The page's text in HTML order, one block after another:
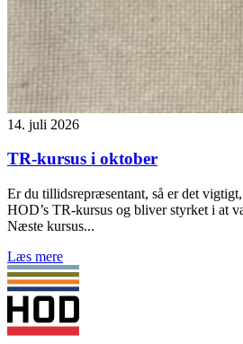
14. juli 2026
TR-kursus i oktober
Er du tillidsrepræsentant, så er det
HOD’s TR-kursus og bliver styrket i at
Næste kursus...
Læs mere